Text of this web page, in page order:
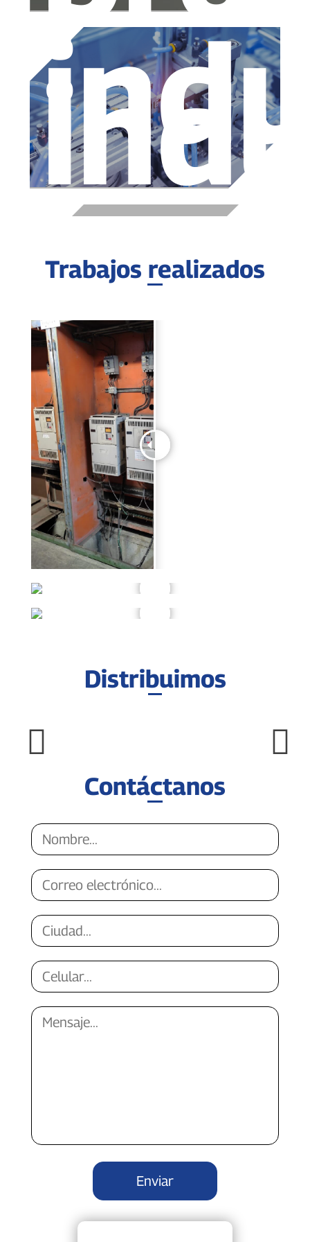
Trabajos realizados
Distribuimos
Contáctanos